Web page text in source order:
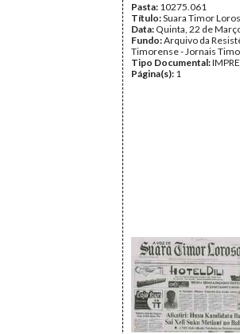
Pasta: 10275.061
Título:Suara Timor
Data: Quinta, 22 de
Fundo:Arquivo da
Timorense - Jornais
Tipo Documental:
Página(s): 1